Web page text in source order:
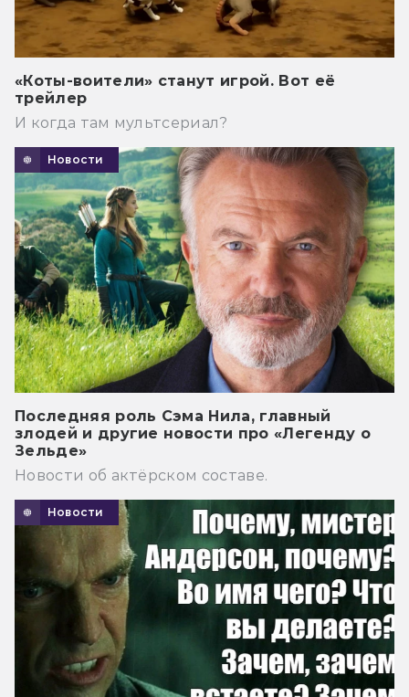
«Коты-воители» станут игрой. Вот её
трейлер
И когда там мультсериал?
Новости
Последняя роль Сэма Нила, главный
злодей и другие новости про «Легенду о
Зельде»
Новости об актёрском составе.
Новости